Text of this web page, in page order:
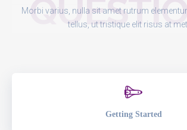
Morbi varius, nulla sit amet rutrum
tellus, ut tristique elit risus at
Getting Started